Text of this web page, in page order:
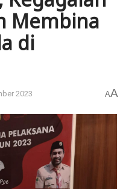
Membina
di
2023 AA